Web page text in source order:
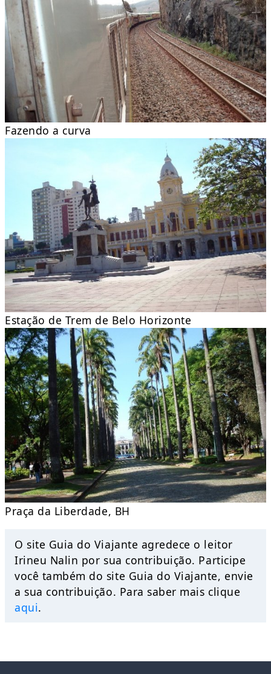
Fazendo a curva
Estação de Trem de Belo Horizonte
Praça da Liberdade, BH
O site Guia do Viajante agredece o leitor
Irineu Nalin por sua contribuição. Participe
você também do site Guia do Viajante, envie
a sua contribuição. Para saber mais clique
aqui.